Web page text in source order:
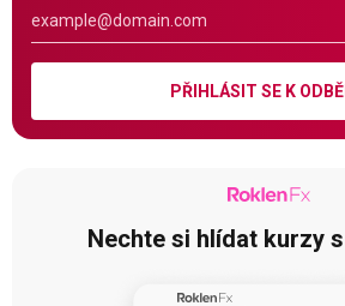
PŘIHLÁSIT SE K
Nechte si hlídat kurzy